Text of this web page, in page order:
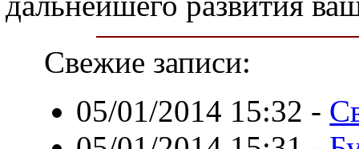
Свежие записи:
05/01/2014 15:32 -